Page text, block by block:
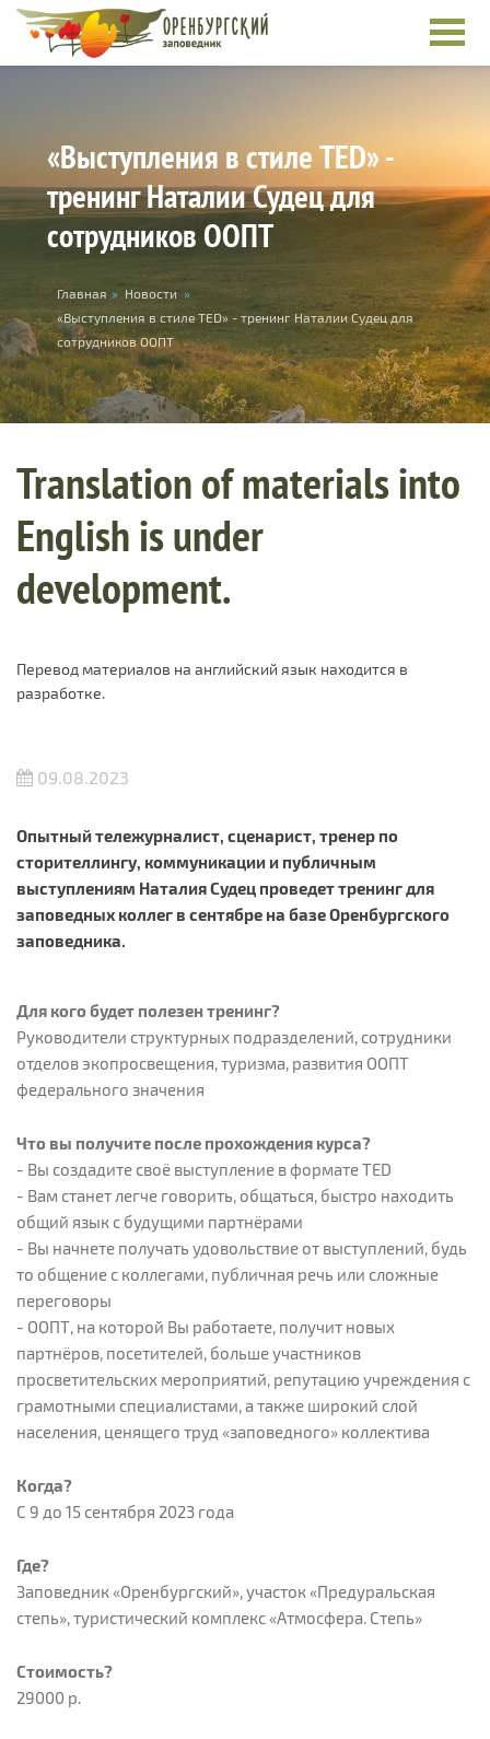
Skip to main content
«Выступления в стиле TED» -
тренинг Наталии Судец для
сотрудников ООПТ
You are here
Главная » Новости »
«Выступления в стиле TED» - тренинг Наталии Судец для
сотрудников ООПТ
Translation of materials into
English is under
development.
Перевод материалов на английский язык находится в
разработке.
09.08.2023
Опытный тележурналист, сценарист, тренер по
сторителлингу, коммуникации и публичным
выступлениям Наталия Судец проведет тренинг для
заповедных коллег в сентябре на базе Оренбургского
заповедника.
Для кого будет полезен тренинг?
Руководители структурных подразделений, сотрудники
отделов экопросвещения, туризма, развития ООПТ
федерального значения
Что вы получите после прохождения курса?
- Вы создадите своё выступление в формате TED
- Вам станет легче говорить, общаться, быстро находить
общий язык с будущими партнёрами
- Вы начнете получать удовольствие от выступлений, будь
то общение с коллегами, публичная речь или сложные
переговоры
- ООПТ, на которой Вы работаете, получит новых
партнёров, посетителей, больше участников
просветительских мероприятий, репутацию учреждения с
грамотными специалистами, а также широкий слой
населения, ценящего труд «заповедного» коллектива
Когда?
С 9 до 15 сентября 2023 года
Где?
Заповедник «Оренбургский», участок «Предуральская
степь», туристический комплекс «Атмосфера. Степь»
Стоимость?
29000 р.